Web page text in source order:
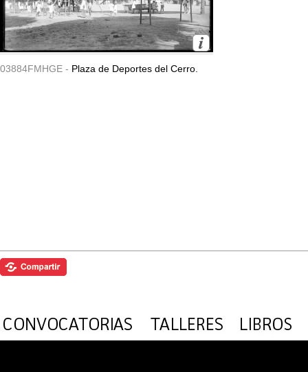
03884FMHGE - Plaza de Deportes del Cerro.